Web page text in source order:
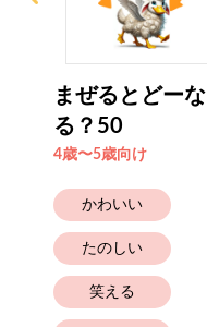
まぜるとどーな
る？50
4歳〜5歳向け
かわいい
たのしい
笑える